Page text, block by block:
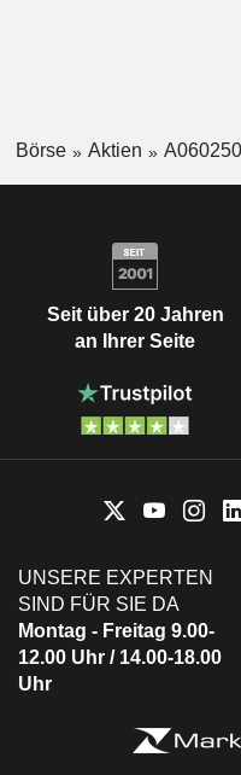
Börse Aktien
Seit über 20 Jahren
an Ihrer Seite
UNSERE EXPERTEN
SIND FÜR SIE DA
Montag - Freitag 9.00-
12.00 Uhr / 14.00-18.00
Uhr